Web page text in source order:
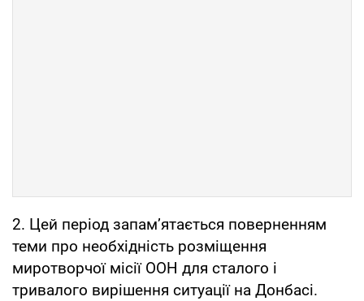
2. Цей період запам’ятається поверненням
теми про необхідність розміщення
миротворчої місії ООН для сталого і
тривалого вирішення ситуації на Донбасі.